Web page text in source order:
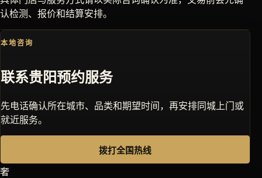
认检测、报价和结算安排。
本地咨询
联系贵阳预约服务
先电话确认所在城市、品类和期望时间，再安排同城上门或
就近服务。
拨打全国热线
奢